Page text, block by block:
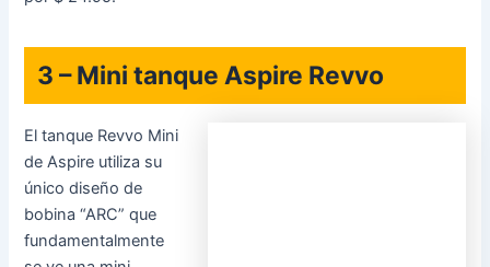
tanque sea a prueba de fugas, y el aire se encauza hacia
boquilla. Consigue dos bobinas de malla (una de 0.2
ohmios y una de 0.4 ohmios) con el kit, y estas empujan
sea primordial atornillar ni desatornillar para disponer.
Puedes comprar el Zeus por $ 29,80.
1 – iJoy Shogun